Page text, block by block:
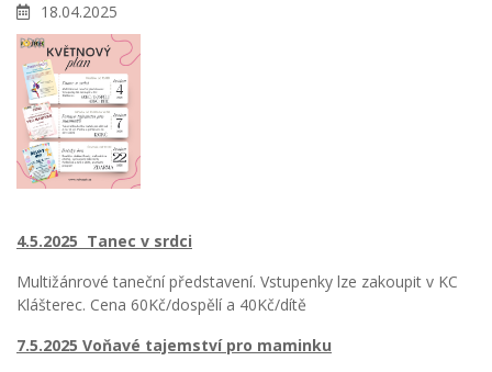
18.04.2025
4.5.2025 Tanec v srdci
Multižánrové taneční představení. Vstupenky lze zakoupit v KC
Klášterec. Cena 60Kč/dospělí a 40Kč/dítě
7.5.2025 Voňavé tajemství pro maminku